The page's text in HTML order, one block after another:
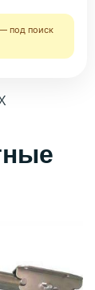
под поиск